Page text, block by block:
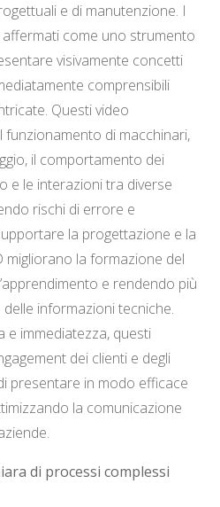
e di manutenzione. I
come uno strumento
visivamente concetti
comprensibili
Questi video
di macchinari,
il comportamento dei
e le interazioni tra diverse
rischi di errore e
la progettazione e la
migliorano la formazione del
e rendendo più
informazioni tecniche.
e immediatezza, questi
dei clienti e degli
presentare in modo efficace
la comunicazione
di processi complessi